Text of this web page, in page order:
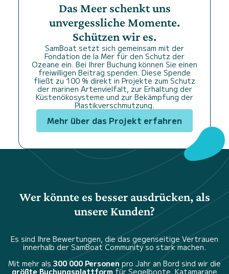
Das Meer schenkt uns
unvergessliche Momente.
Schützen wir es.
SamBoat setzt sich gemeinsam mit der
Fondation de la Mer für den Schutz der
Ozeane ein. Bei Ihrer Buchung können Sie einen
freiwilligen Beitrag spenden. Diese Spende
fließt zu 100 % direkt in Projekte zum Schutz
der marinen Artenvielfalt, zur Erhaltung der
Küstenökosysteme und zur Bekämpfung der
Plastikverschmutzung.
Mehr über das Projekt erfahren
Wer könnte es besser ausdrücken, als
unsere Kunden?
Es sind Ihre Bewertungen, die das gegenseitige Vertrauen
innerhalb der SamBoat Community so stark machen.
Mit mehr als 300 000 Personen pro Jahr an Bord sind wir die
größte Buchungsplattform für Segelboote, Katamarane